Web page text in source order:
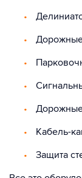
Кабель-
Защита